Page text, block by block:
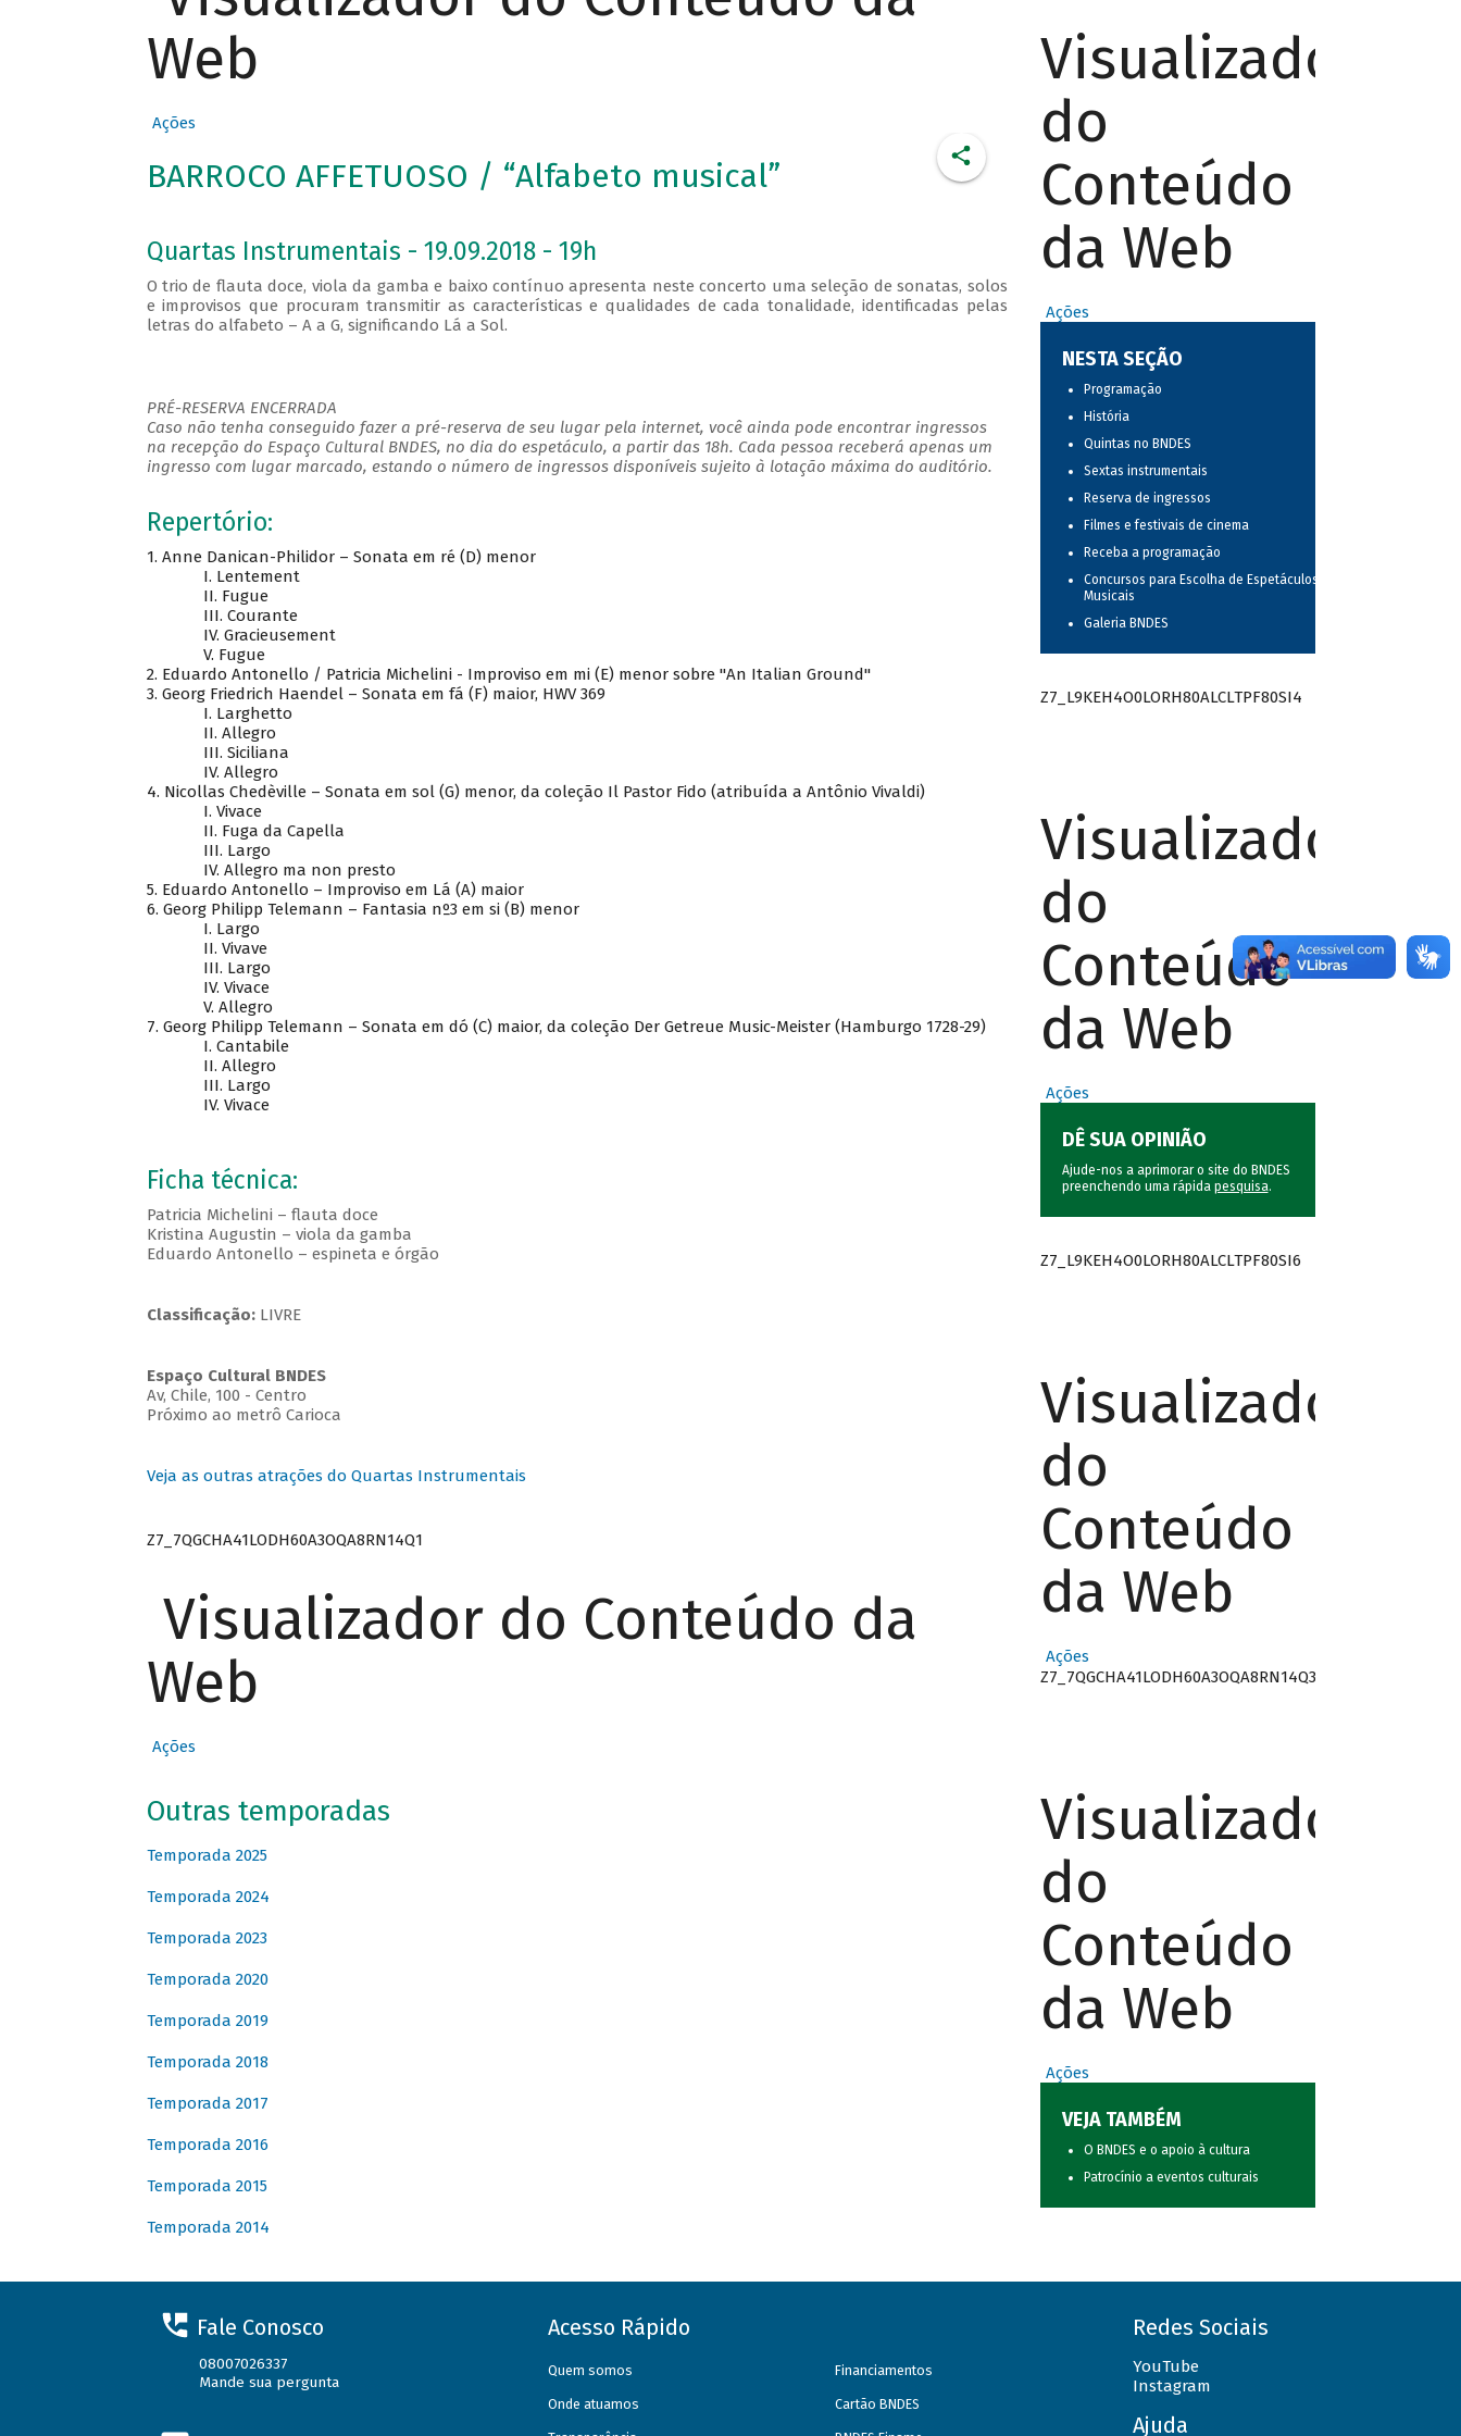
Web
Ações
BARROCO AFFETUOSO / “Alfabeto musical”
Quartas Instrumentais - 19.09.2018 - 19h
O trio de flauta doce, viola da gamba e baixo contínuo apresenta neste concerto uma seleção de sonatas, solos
e improvisos que procuram transmitir as características e qualidades de cada tonalidade, identificadas pelas
letras do alfabeto – A a G, significando Lá a Sol.
PRÉ-RESERVA ENCERRADA
Caso não tenha conseguido fazer a pré-reserva de seu lugar pela internet, você ainda pode encontrar ingressos
na recepção do Espaço Cultural BNDES, no dia do espetáculo, a partir das 18h. Cada pessoa receberá apenas um
ingresso com lugar marcado, estando o número de ingressos disponíveis sujeito à lotação máxima do auditório.
Repertório:
1. Anne Danican-Philidor – Sonata em ré (D) menor
I. Lentement
II. Fugue
III. Courante
IV. Gracieusement
V. Fugue
2. Eduardo Antonello / Patricia Michelini - Improviso em mi (E) menor sobre "An Italian Ground"
3. Georg Friedrich Haendel – Sonata em fá (F) maior, HWV 369
I. Larghetto
II. Allegro
III. Siciliana
IV. Allegro
4. Nicollas Chedèville – Sonata em sol (G) menor, da coleção Il Pastor Fido (atribuída a Antônio Vivaldi)
I. Vivace
II. Fuga da Capella
III. Largo
IV. Allegro ma non presto
5. Eduardo Antonello – Improviso em Lá (A) maior
6. Georg Philipp Telemann – Fantasia nº3 em si (B) menor
I. Largo
II. Vivave
III. Largo
IV. Vivace
V. Allegro
7. Georg Philipp Telemann – Sonata em dó (C) maior, da coleção Der Getreue Music-Meister (Hamburgo 1728-29)
I. Cantabile
II. Allegro
III. Largo
IV. Vivace
Ficha técnica:
Patricia Michelini – flauta doce
Kristina Augustin – viola da gamba
Eduardo Antonello – espineta e órgão
Classificação:LIVRE
Espaço Cultural BNDES
Av, Chile, 100 - Centro
Próximo ao metrô Carioca
Veja as outras atrações do Quartas Instrumentais
Z7_7QGCHA41LODH60A3OQA8RN14Q1
Visualizador do Conteúdo da
Web
Ações
Outras temporadas
Temporada 2025
Temporada 2024
Temporada 2023
Temporada 2020
Temporada 2019
Temporada 2018
Temporada 2017
Temporada 2016
Temporada 2015
Temporada 2014
Visualizador
do
Conteúdo
da Web
Ações
NESTA SEÇÃO
Programação
História
Quintas no BNDES
Sextas instrumentais
Reserva de ingressos
Filmes e festivais de cinema
Receba a programação
Concursos para Escolha de Espetáculos
Musicais
Galeria BNDES
Z7_L9KEH4O0LORH80ALCLTPF80SI4
Visualizador
do
Conteúdo
da Web
Ações
DÊ SUA OPINIÃO
Ajude-nos a aprimorar o site do BNDES
preenchendo uma rápida pesquisa.
Z7_L9KEH4O0LORH80ALCLTPF80SI6
Visualizador
do
Conteúdo
da Web
Ações
Z7_7QGCHA41LODH60A3OQA8RN14Q3
Visualizador
do
Conteúdo
da Web
Ações
VEJA TAMBÉM
O BNDES e o apoio à cultura
Patrocínio a eventos culturais
Fale Conosco
08007026337
Mande sua pergunta
Acesso Rápido
Quem somos
Onde atuamos
Financiamentos
Cartão BNDES
Redes Sociais
YouTube
Instagram
Ajuda